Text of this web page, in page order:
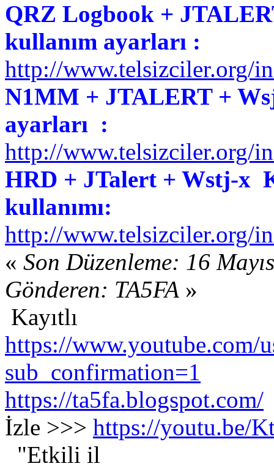
QRZ Logbook +
kullanım ayarları :
http://www.telsizciler.org/
N1MM + JTALERT +
ayarları :
http://www.telsizciler.org/
HRD + JTalert + Wstj-x
kullanımı:
http://www.telsizciler.org/
« Son Düzenleme: 16
Gönderen: TA5FA »
Kayıtlı
https://www.youtube.com/
sub_confirmation=1
https://ta5fa.blogspot.com/
İzle >>> https://youtu.be/
"Etkili il